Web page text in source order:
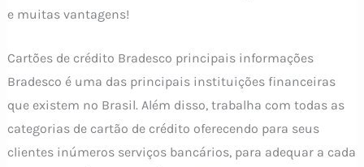
e muitas vantagens!
Cartões de crédito Bradesco principais informações
Bradesco é uma das principais instituições financeiras
que existem no Brasil. Além disso, trabalha com todas as
categorias de cartão de crédito oferecendo para seus
clientes inúmeros serviços bancários, para adequar a cada